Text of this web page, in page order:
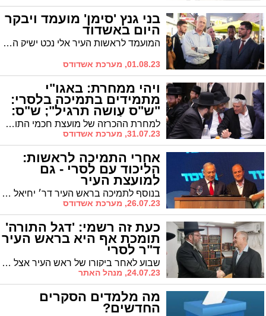
בני גנץ 'סימן' מועמד ויבקר
היום באשדוד
המועמד לראשות העיר אלי נכט ישיק הערב את קמפיין מפלגתו באולמי אילבן בעיר. האורח המרכזי: יו״ר המחנה הממלכתי בני גנץ
01.08.23, מערכת אשדודס
ויהי ממחרת: באגו"י
מתמידים בתמיכה בלסרי:
"ש"ס עושה תרגיל"; ש"ס:
"אמסלם ירוץ עד הסוף" למחרת ההכרזה של מועצת חכמי התורה על כך שש"ס תומכת בר' אבי אמסלם לראשות העיר, נראה שבאגו"י לא מיישרים קו ושם מצהירים כי התמיכה ברה"ע "אינה ניתנת לשינוי". ואילו בש"ס אומרים כי "אבי ירוץ עד הסוף"
31.07.23, מערכת אשדודס
אחרי התמיכה לראשות:
הליכוד עם לסרי - גם
למועצת העיר
בנוסף לתמיכה בראש העיר דר׳ יחיאל לסרי בהתמודדות לראשות העיר, הליכוד מודיע רשמית: תומכים גם בסיעתו של לסרי למועצת העיר, סיעת ״אשדוד בתנופה״ * המשמעות הישירה היא שהליכוד יתקצב גם את "אשדוד בתנופה", ולמעשה מביע תמיכה מלאה בלסרי לראשות ולמועצת בעיר העיר
26.07.23, מערכת אשדודס
כעת זה רשמי: 'דגל התורה'
תומכת אף היא בראש העיר
ד"ר לסרי
שבוע לאחר ביקורו של ראש העיר אצל מנהיג הקהילה הליטאית בעיר, הגרי"ב שרייבר שליט"א, ומנהיג 'דגל התורה' בעיר יוצא במכתב רשמי שבו הוא מביע תמיכה בראש העיר: "שיזכה להמשיך ולהנהיג את עירנו"
24.07.23, מנהל האתר
מה מלמדים הסקרים
החדשים?